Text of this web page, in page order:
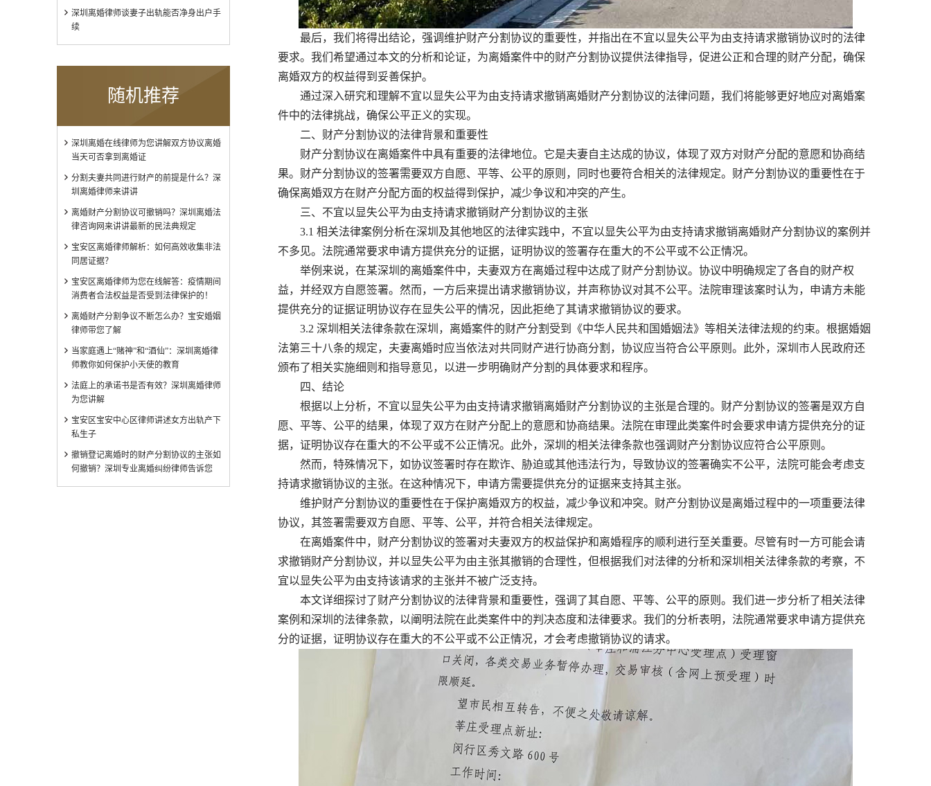
深圳离婚律师谈妻子出轨能否净身出户手
续
随机推荐
深圳离婚在线律师为您讲解双方协议离婚
当天可否拿到离婚证
分割夫妻共同进行财产的前提是什么？深
圳离婚律师来讲讲
离婚财产分割协议可撤销吗？深圳离婚法
律咨询网来讲讲最新的民法典规定
宝安区离婚律师解析：如何高效收集非法
同居证据？
宝安区离婚律师为您在线解答：疫情期间
消费者合法权益是否受到法律保护的！
离婚财产分割争议不断怎么办？宝安婚姻
律师带您了解
当家庭遇上“赌神”和“酒仙”：深圳离婚律
师教你如何保护小天使的教育
法庭上的承诺书是否有效？深圳离婚律师
为您讲解
宝安区宝安中心区律师讲述女方出轨产下
私生子
撤销登记离婚时的财产分割协议的主张如
何撤销？深圳专业离婚纠纷律师告诉您
最后，我们将得出结论，强调维护财产分割协议的重要性，并指出在不宜以显失公平为由支持请求撤销协议时的法律
要求。我们希望通过本文的分析和论证，为离婚案件中的财产分割协议提供法律指导，促进公正和合理的财产分配，确保
离婚双方的权益得到妥善保护。
通过深入研究和理解不宜以显失公平为由支持请求撤销离婚财产分割协议的法律问题，我们将能够更好地应对离婚案
件中的法律挑战，确保公平正义的实现。
二、财产分割协议的法律背景和重要性
财产分割协议在离婚案件中具有重要的法律地位。它是夫妻自主达成的协议，体现了双方对财产分配的意愿和协商结
果。财产分割协议的签署需要双方自愿、平等、公平的原则，同时也要符合相关的法律规定。财产分割协议的重要性在于
确保离婚双方在财产分配方面的权益得到保护，减少争议和冲突的产生。
三、不宜以显失公平为由支持请求撤销财产分割协议的主张
3.1 相关法律案例分析在深圳及其他地区的法律实践中，不宜以显失公平为由支持请求撤销离婚财产分割协议的案例并
不多见。法院通常要求申请方提供充分的证据，证明协议的签署存在重大的不公平或不公正情况。
举例来说，在某深圳的离婚案件中，夫妻双方在离婚过程中达成了财产分割协议。协议中明确规定了各自的财产权
益，并经双方自愿签署。然而，一方后来提出请求撤销协议，并声称协议对其不公平。法院审理该案时认为，申请方未能
提供充分的证据证明协议存在显失公平的情况，因此拒绝了其请求撤销协议的要求。
3.2 深圳相关法律条款在深圳，离婚案件的财产分割受到《中华人民共和国婚姻法》等相关法律法规的约束。根据婚姻
法第三十八条的规定，夫妻离婚时应当依法对共同财产进行协商分割，协议应当符合公平原则。此外，深圳市人民政府还
颁布了相关实施细则和指导意见，以进一步明确财产分割的具体要求和程序。
四、结论
根据以上分析，不宜以显失公平为由支持请求撤销离婚财产分割协议的主张是合理的。财产分割协议的签署是双方自
愿、平等、公平的结果，体现了双方在财产分配上的意愿和协商结果。法院在审理此类案件时会要求申请方提供充分的证
据，证明协议存在重大的不公平或不公正情况。此外，深圳的相关法律条款也强调财产分割协议应符合公平原则。
然而，特殊情况下，如协议签署时存在欺诈、胁迫或其他违法行为，导致协议的签署确实不公平，法院可能会考虑支
持请求撤销协议的主张。在这种情况下，申请方需要提供充分的证据来支持其主张。
维护财产分割协议的重要性在于保护离婚双方的权益，减少争议和冲突。财产分割协议是离婚过程中的一项重要法律
协议，其签署需要双方自愿、平等、公平，并符合相关法律规定。
在离婚案件中，财产分割协议的签署对夫妻双方的权益保护和离婚程序的顺利进行至关重要。尽管有时一方可能会请
求撤销财产分割协议，并以显失公平为由主张其撤销的合理性，但根据我们对法律的分析和深圳相关法律条款的考察，不
宜以显失公平为由支持该请求的主张并不被广泛支持。
本文详细探讨了财产分割协议的法律背景和重要性，强调了其自愿、平等、公平的原则。我们进一步分析了相关法律
案例和深圳的法律条款，以阐明法院在此类案件中的判决态度和法律要求。我们的分析表明，法院通常要求申请方提供充
分的证据，证明协议存在重大的不公平或不公正情况，才会考虑撤销协议的请求。